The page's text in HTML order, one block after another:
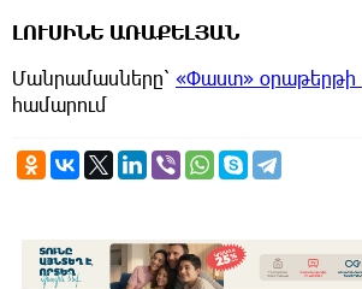
ԼՈՒՍԻՆԵ ԱՌԱՔԵԼՅԱՆ
Մանրամասները՝ «Փաստ» օրաթերթի
համարում